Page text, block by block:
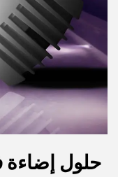
حلول إضاءة